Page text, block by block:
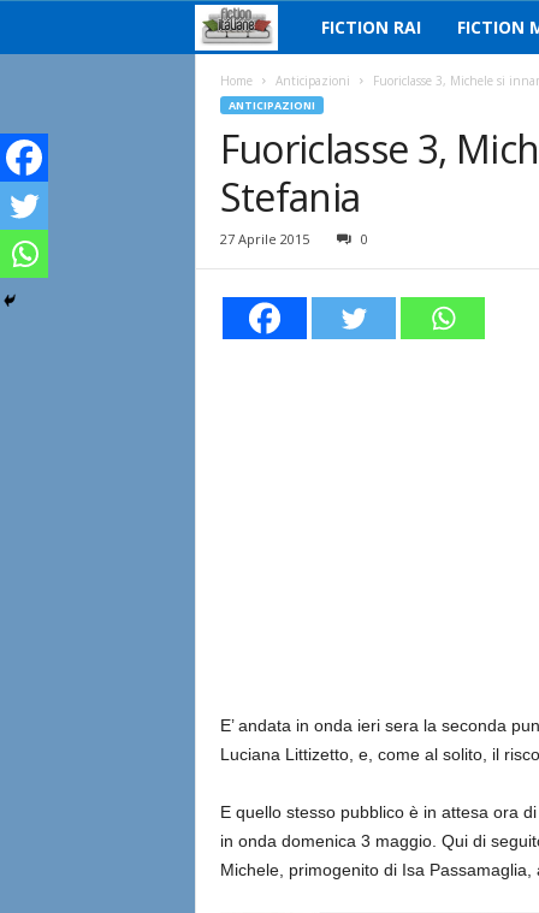
i
c
i
n
FICTION RAI FICTION
Home Anticipazioni Fuoriclasse 3, Michele si
ANTICIPAZIONI
Fuoriclasse 3,
Stefania
27 Aprile 2015 0
E’ andata in onda ieri sera la seconda
Luciana Littizetto, e, come al solito, il
E quello stesso pubblico è in attesa ora
in onda domenica 3 maggio. Qui di
Michele, primogenito di Isa